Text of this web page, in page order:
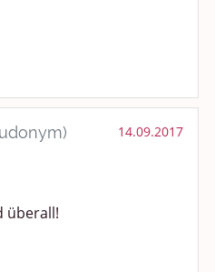
14.09.2017
überall!